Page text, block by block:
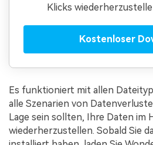
Klicks
Kostenloser
Es funktioniert mit allen
alle Szenarien von
Lage sein sollten, Ihre Daten im
wiederherzustellen. Sobald Sie